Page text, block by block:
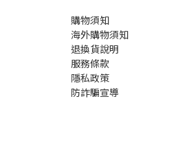
購物須知
海外購物須知
退換貨說明
服務條款
隱私政策
防詐騙宣導